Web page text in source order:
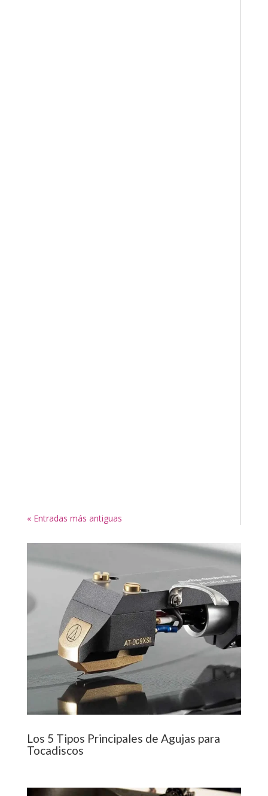
« Entradas más antiguas
Los 5 Tipos Principales de Agujas para
Tocadiscos